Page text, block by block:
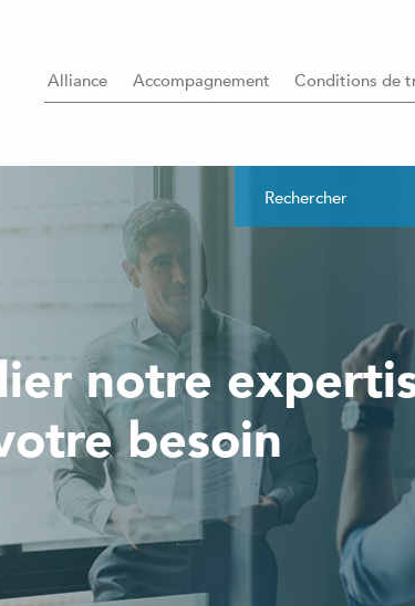
Alliance Accompagnement Conditions de
notre
besoin